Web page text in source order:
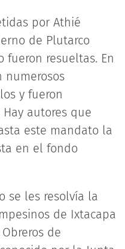
por Athié
de Plutarco
fueron resueltas. En
numerosos
y fueron
autores que
este mandato la
en el fondo
se les resolvía la
de Ixtacapa
de